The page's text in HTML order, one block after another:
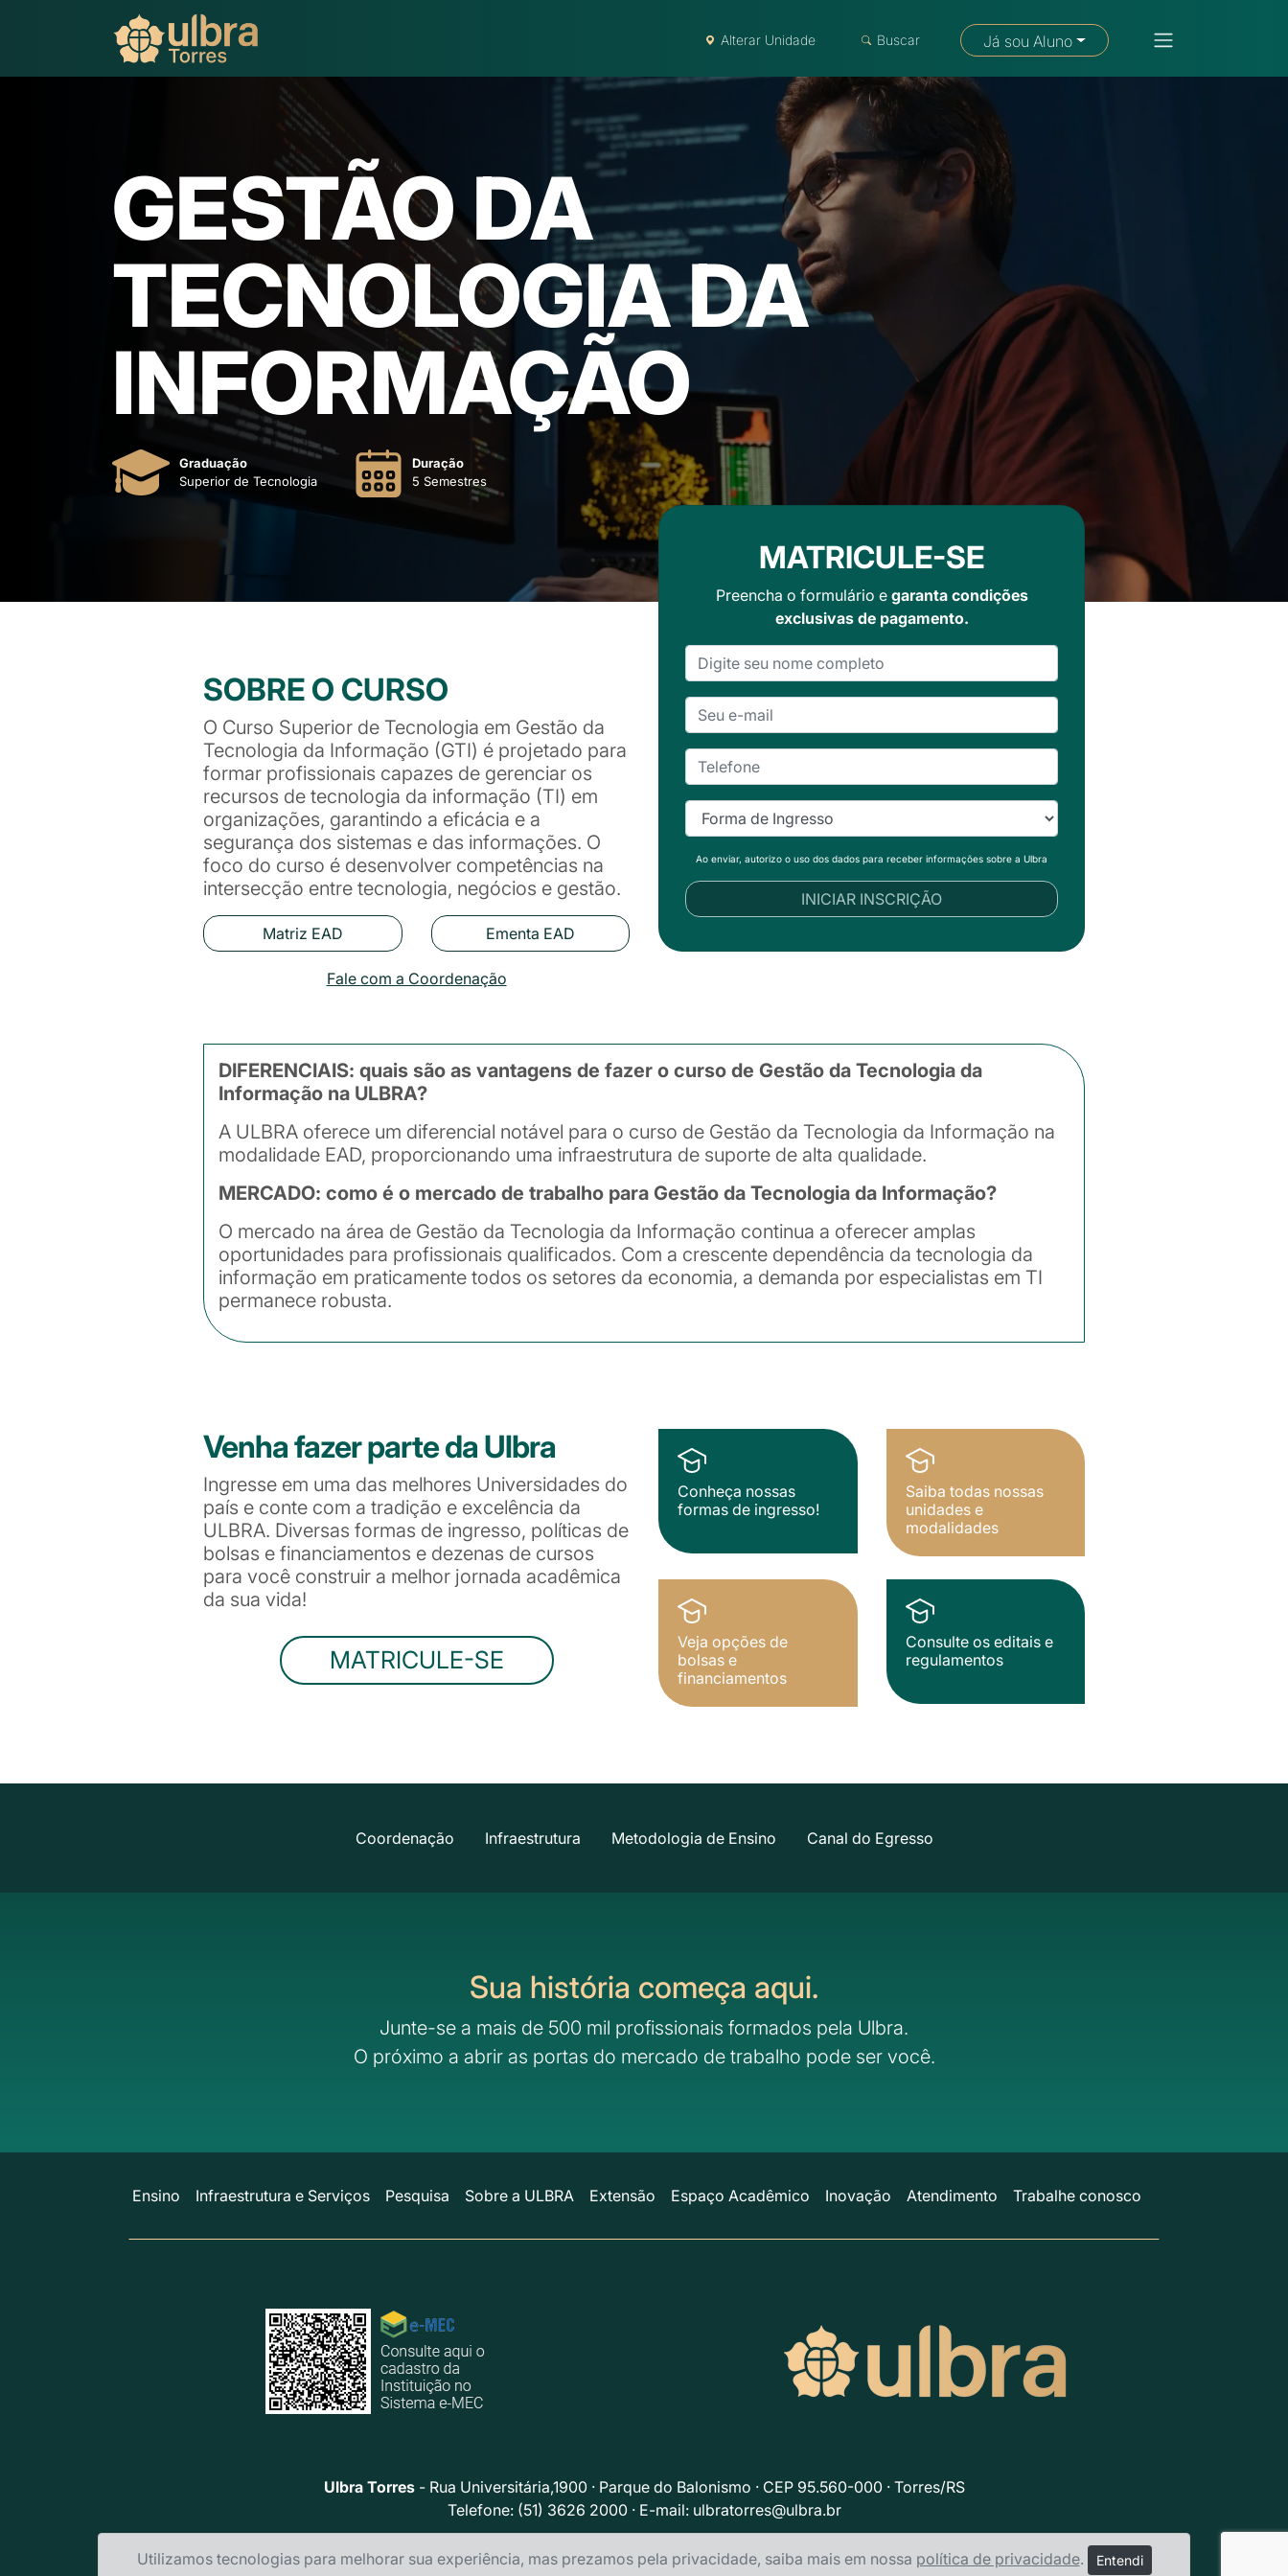
Fale com um consultor
Alterar Unidade Buscar Já sou Aluno
GESTÃO DA
TECNOLOGIA DA
INFORMAÇÃO
Graduação
Superior de Tecnologia
Duração
5 Semestres
MATRICULE-SE
Preencha o formulário e garanta condições
exclusivas de pagamento.
Ao enviar, autorizo o uso dos dados para receber informações sobre a Ulbra
INICIAR INSCRIÇÃO
SOBRE O CURSO
O Curso Superior de Tecnologia em Gestão da
Tecnologia da Informação (GTI) é projetado para
formar profissionais capazes de gerenciar os
recursos de tecnologia da informação (TI) em
organizações, garantindo a eficácia e a
segurança dos sistemas e das informações. O
foco do curso é desenvolver competências na
intersecção entre tecnologia, negócios e gestão.
Matriz EAD Ementa EAD
Fale com a Coordenação
DIFERENCIAIS: quais são as vantagens de fazer o curso de Gestão da Tecnologia da
Informação na ULBRA?
A ULBRA oferece um diferencial notável para o curso de Gestão da Tecnologia da Informação na
modalidade EAD, proporcionando uma infraestrutura de suporte de alta qualidade.
MERCADO: como é o mercado de trabalho para Gestão da Tecnologia da Informação?
O mercado na área de Gestão da Tecnologia da Informação continua a oferecer amplas
oportunidades para profissionais qualificados. Com a crescente dependência da tecnologia da
informação em praticamente todos os setores da economia, a demanda por especialistas em TI
permanece robusta.
Venha fazer parte da Ulbra
Ingresse em uma das melhores Universidades do
país e conte com a tradição e excelência da
ULBRA. Diversas formas de ingresso, políticas de
bolsas e financiamentos e dezenas de cursos
para você construir a melhor jornada acadêmica
da sua vida!
MATRICULE-SE
Conheça nossas
formas de ingresso!
Saiba todas nossas
unidades e
modalidades
Veja opções de
bolsas e
financiamentos
Consulte os editais e
regulamentos
Coordenação Infraestrutura Metodologia de Ensino Canal do Egresso
Sua história começa aqui.
Junte-se a mais de 500 mil profissionais formados pela Ulbra.
O próximo a abrir as portas do mercado de trabalho pode ser você.
Ensino Infraestrutura e Serviços Pesquisa Sobre a ULBRA Extensão Espaço Acadêmico Inovação Atendimento Trabalhe conosco
Ulbra Torres- Rua Universitária,1900 · Parque do Balonismo · CEP 95.560-000 · Torres/RS
Telefone: (51) 3626 2000 · E-mail: ulbratorres@ulbra.br
Utilizamos tecnologias para melhorar sua experiência, mas prezamos pela privacidade, saiba mais em nossa política de privacidade. Entendi